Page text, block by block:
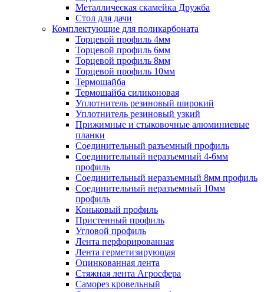
Металлическая скамейка Дружба
Стол для дачи
Комплектующие для поликарбоната
Торцевой профиль 4мм
Торцевой профиль 6мм
Торцевой профиль 8мм
Торцевой профиль 10мм
Термошайба
Термошайба силиконовая
Уплотнитель резиновый широкий
Уплотнитель резиновый узкий
Прижимные и стыковочные алюминиевые
планки
Соединительный разъемный профиль
Соединительный неразъемный 4-6мм
профиль
Соединительный неразъемный 8мм профиль
Соединительный неразъемный 10мм
профиль
Коньковый профиль
Пристенный профиль
Угловой профиль
Лента перфорированная
Лента герметизирующая
Оцинкованная лента
Стяжная лента Агросфера
Саморез кровельный